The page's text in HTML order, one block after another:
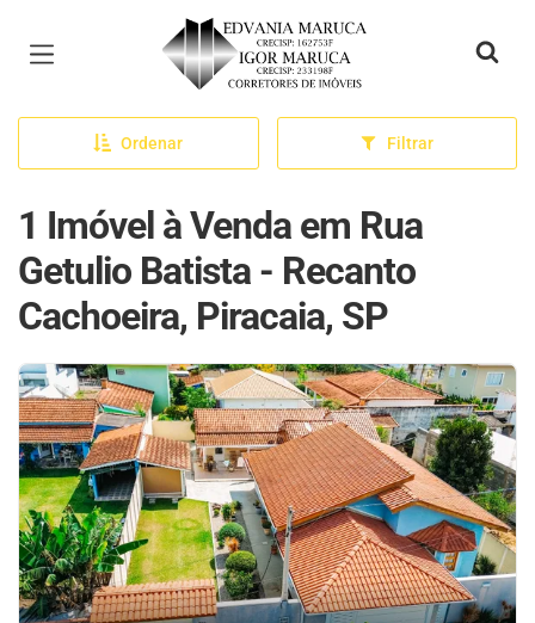
Página inicial
Ordenar Filtrar
1 Imóvel à Venda em Rua
Getulio Batista - Recanto
Cachoeira, Piracaia, SP